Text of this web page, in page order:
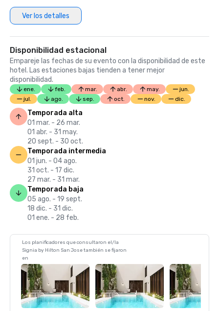
Ver los detalles
Disponibilidad estacional
Empareje las fechas de su evento con la disponibilidad de este
hotel. Las estaciones bajas tienden a tener mejor
disponibilidad.
ene. feb. mar. abr. may.
jun.
jul.
ago. sep. oct. nov. dic.
Temporada alta
01 mar. - 26 mar.
01 abr. - 31 may.
20 sept. - 30 oct.
Temporada intermedia
01 jun. - 04 ago.
31 oct. - 17 dic.
27 mar. - 31 mar.
Temporada baja
05 ago. - 19 sept.
18 dic. - 31 dic.
01 ene. - 28 feb.
Los planificadores que consultaron el/la
Signia by Hilton San Jose también se fijaron
en